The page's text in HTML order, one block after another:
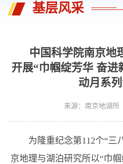
基层风采
中国科学院南京地
开展“巾帼绽芳华 奋进
动月系
来源：南京地湖所
为隆重纪念第112个“三
京地理与湖泊研究所以“巾